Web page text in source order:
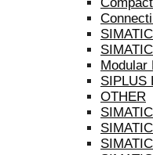
Modular
SIPLUS
OTHER